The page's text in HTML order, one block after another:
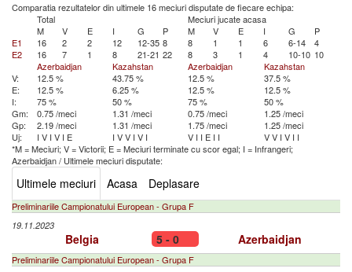
Comparatia rezultatelor din ultimele 16 meciuri disputate de fiecare echipa:
Total
Meciuri jucate acasa
M
V E I G P M V E I G
P
E1
16 2 2 12 12-35 8 8 1 1 6 6-14
4
E2
16 7 1 8 21-21 22 8 3 1 4 10-10 10
Azerbaidjan
Kazahstan Azerbaidjan
Kazahstan
V:
12.5 % 43.75 % 12.5 %
37.5 %
E:
12.5 % 6.25 % 12.5 %
12.5 %
I:
75 % 50 % 75 %
50 %
Gm:
0.75 /meci 1.31 /meci 0.75 /meci
1.25 /meci
Gp:
2.19 /meci 1.31 /meci 1.75 /meci
1.25 /meci
Uj:
I V I V I E I VV I V I V I I E I I VV I V I I
*M = Meciuri; V = Victorii; E = Meciuri terminate cu scor egal; I = Infrangeri;
Azerbaidjan/ Ultimele meciuri disputate:
Ultimele meciuri Acasa Deplasare
Preliminariile Campionatului European - Grupa F
19.11.2023
Belgia 5 - 0 Azerbaidjan
Preliminariile Campionatului European - Grupa F